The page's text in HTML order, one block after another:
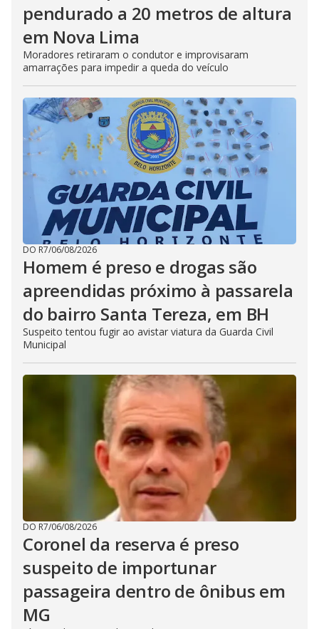
pendurado a 20 metros de altura
em Nova Lima
Moradores retiraram o condutor e improvisaram
amarrações para impedir a queda do veículo
DO R7/06/08/2026
Homem é preso e drogas são
apreendidas próximo à passarela
do bairro Santa Tereza, em BH
Suspeito tentou fugir ao avistar viatura da Guarda Civil
Municipal
DO R7/06/08/2026
Coronel da reserva é preso
suspeito de importunar
passageira dentro de ônibus em
MG